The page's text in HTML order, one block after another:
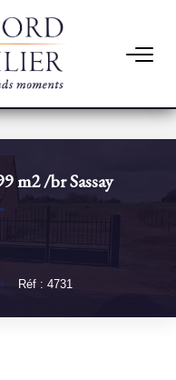
m2/brSassay
• Réf : 4731